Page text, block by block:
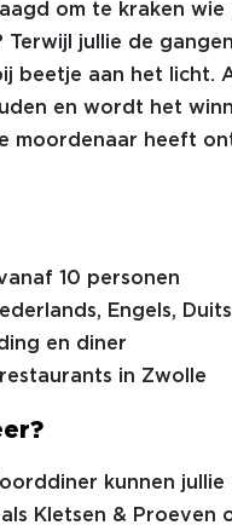
om te kraken
Terwijl jullie de
beetje aan het licht.
en wordt het
moordenaar heeft
10 personen
Engels,
en diner
in Zwolle
kunnen
Kletsen & Proeven